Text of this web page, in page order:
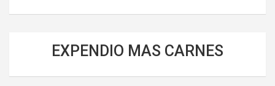
EXPENDIO MAS CARNES